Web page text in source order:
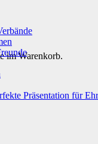
im Warenkorb.
Präsentation für